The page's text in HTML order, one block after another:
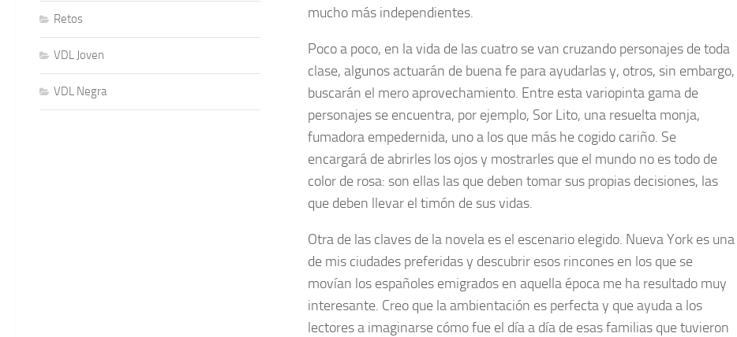
mucho más independientes.
Poco a poco, en la vida de las cuatro se van cruzando personajes de toda
clase, algunos actuarán de buena fe para ayudarlas y, otros, sin embargo,
buscarán el mero aprovechamiento. Entre esta variopinta gama de
personajes se encuentra, por ejemplo, Sor Lito, una resuelta monja,
fumadora empedernida, uno a los que más he cogido cariño. Se
encargará de abrirles los ojos y mostrarles que el mundo no es todo de
color de rosa: son ellas las que deben tomar sus propias decisiones, las
que deben llevar el timón de sus vidas.
Otra de las claves de la novela es el escenario elegido. Nueva York es una
de mis ciudades preferidas y descubrir esos rincones en los que se
movían los españoles emigrados en aquella época me ha resultado muy
interesante. Creo que la ambientación es perfecta y que ayuda a los
lectores a imaginarse cómo fue el día a día de esas familias que tuvieron
Retos
VDL Joven
VDL Negra